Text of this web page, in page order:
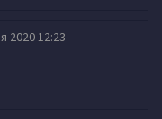
2020 12:23